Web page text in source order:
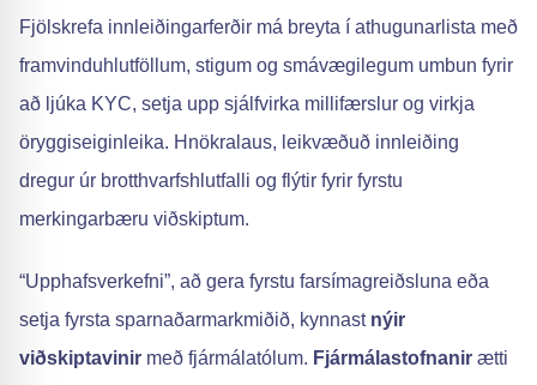
Fjölskrefa innleiðingarferðir má breyta í athugunarlista með
framvinduhlutföllum, stigum og smávægilegum umbun fyrir
að ljúka KYC, setja upp sjálfvirka millifærslur og virkja
öryggiseiginleika. Hnökralaus, leikvæðuð innleiðing
dregur úr brotthvarfshlutfalli og flýtir fyrir fyrstu
merkingarbæru viðskiptum.
“Upphafsverkefni”, að gera fyrstu farsímagreiðsluna eða
setja fyrsta sparnaðarmarkmiðið, kynnast nýir
viðskiptavinir með fjármálatólum. Fjármálastofnanir ætti